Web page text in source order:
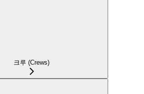
크루 (Crews)